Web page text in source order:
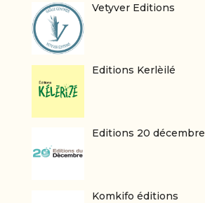
Vetyver Editions
Editions Kerlèilé
Editions 20 décembre
Komkifo éditions